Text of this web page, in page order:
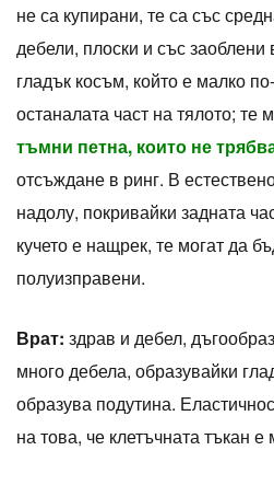
не са купирани, те са със
дебели, плоски и със
гладък косъм, който е малко
останалата част на тялото; те
тъмни петна, които не
отсъждане в ринг. В
надолу, покривайки задната
кучето е нащрек, те могат да
полуизправени.
Врат: здрав и дебел,
много дебела, образувайки
образува подутина.
на това, че клетъчната тъкан е